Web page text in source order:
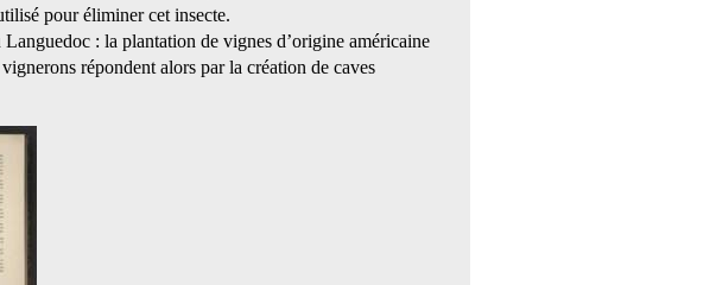
pour éliminer cet insecte.
: la plantation de vignes d’origine américaine
répondent alors par la création de caves